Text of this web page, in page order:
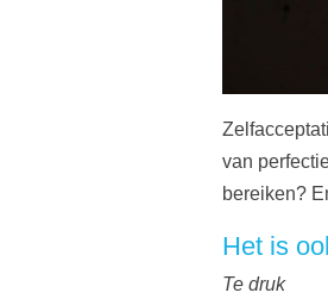
van
bereiken?
Het is
Te druk